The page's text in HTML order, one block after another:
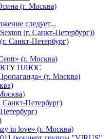
(г. Москва)
следует...
(г. Санкт-Петербург))
Санкт-Петербург)
(г. Москва)
ПЛЮС
(г. Москва)
Петербург)
in love» (г. Москва)